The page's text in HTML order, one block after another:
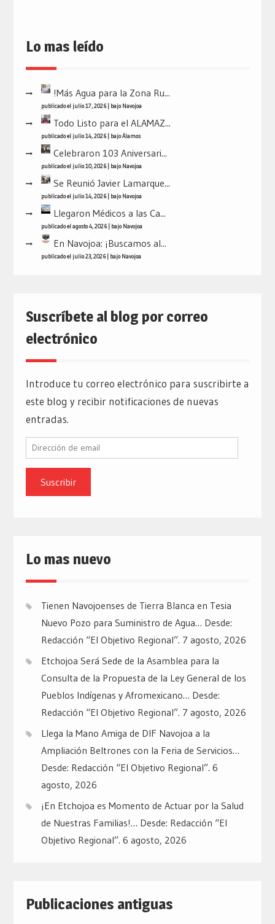
Lo mas leído
!Más Agua para la Zona Ru...
publicado el julio 17, 2026| bajoNavojoa
Todo Listo para el ALAMAZ...
publicado el julio 14, 2026| bajoÁlamos
Celebraron 103 Aniversari...
publicado el julio 10, 2026| bajoNavojoa
Se Reunió Javier Lamarque...
publicado el julio 14, 2026| bajoNavojoa
Llegaron Médicos a las Ca...
publicado el agosto 4, 2026| bajoNavojoa
En Navojoa: ¡Buscamos al...
publicado el julio 23, 2026| bajoNavojoa
Suscríbete al blog por correo
electrónico
Introduce tu correo electrónico para suscribirte a
este blog y recibir notificaciones de nuevas
entradas.
Dirección
email
Lo mas nuevo
Tienen Navojoenses de Tierra Blanca en Tesia
Nuevo Pozo para Suministro de Agua… Desde:
Redacción “El Objetivo Regional”. 7 agosto, 2026
Etchojoa Será Sede de la Asamblea para la
Consulta de la Propuesta de la Ley General de los
Pueblos Indígenas y Afromexicano… Desde:
Redacción “El Objetivo Regional”. 7 agosto, 2026
Llega la Mano Amiga de DIF Navojoa a la
Ampliación Beltrones con la Feria de Servicios…
Desde: Redacción “El Objetivo Regional”. 6
agosto, 2026
¡En Etchojoa es Momento de Actuar por la Salud
de Nuestras Familias!… Desde: Redacción “El
Objetivo Regional”. 6 agosto, 2026
Publicaciones antiguas